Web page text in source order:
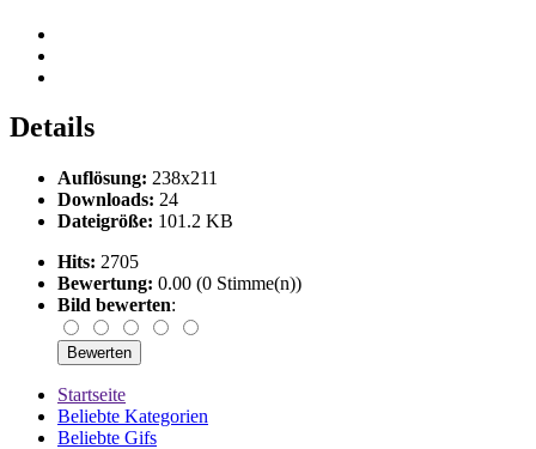
Details
Auflösung: 238x211
Downloads: 24
Dateigröße: 101.2 KB
Hits: 2705
Bewertung: 0.00 (0 Stimme(n))
Bild bewerten:
Startseite
Beliebte Kategorien
Beliebte Gifs